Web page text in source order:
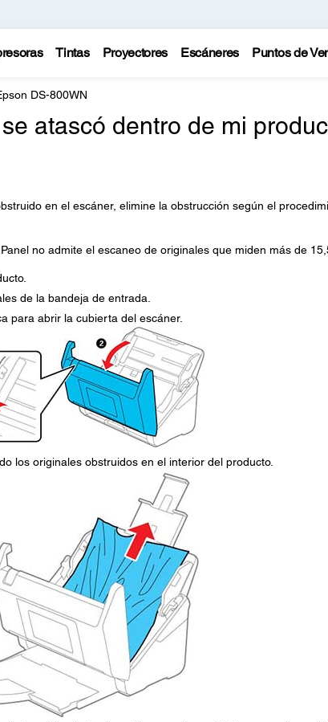
Tintas Proyectores Escáneres Puntos de
DS-800WN
atascó dentro de mi
en el escáner, elimine la obstrucción según el
no admite el escaneo de originales que miden más de
de la bandeja de entrada.
para abrir la cubierta del escáner.
los originales obstruidos en el interior del producto.